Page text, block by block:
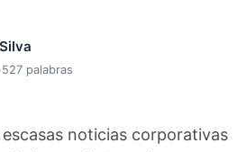
527 palabras
noticias corporativas